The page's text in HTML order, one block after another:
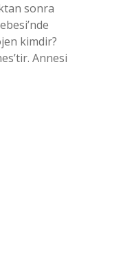
sonra
kimdir?
Annesi